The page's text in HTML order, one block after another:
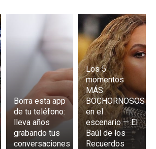
Borra esta app
de tu teléfono:
lleva años
grabando tus
conversaciones
Los 5
momentos
MÁS
BOCHORNOSOS
en el
escenario — El
Baúl de los
Recuerdos